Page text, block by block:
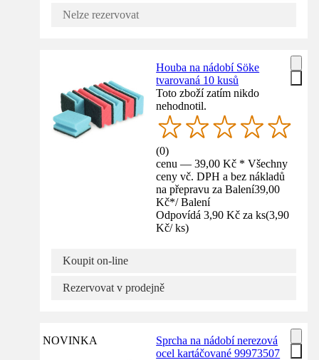
Nelze rezervovat
Houba na nádobí Söke
tvarovaná 10 kusů
Toto zboží zatím nikdo
nehodnotil.
(0)
cenu — 39,00 Kč * Všechny
ceny vč. DPH a bez nákladů
na přepravu za Balení39,00
Kč*/ Balení
Odpovídá 3,90 Kč za ks(3,90
Kč/ ks)
Koupit on-line
Rezervovat v prodejně
NOVINKA
Sprcha na nádobí nerezová
ocel kartáčované 99973507